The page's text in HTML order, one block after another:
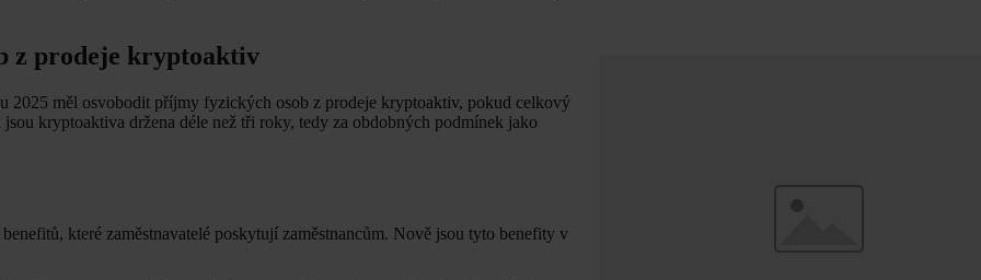
z prodeje kryptoaktiv
2025 měl osvobodit příjmy fyzických osob z prodeje kryptoaktiv, pokud celkový
kryptoaktiva držena déle než tři roky, tedy za obdobných podmínek jako
které zaměstnavatelé poskytují zaměstnancům. Nově jsou tyto benefity v